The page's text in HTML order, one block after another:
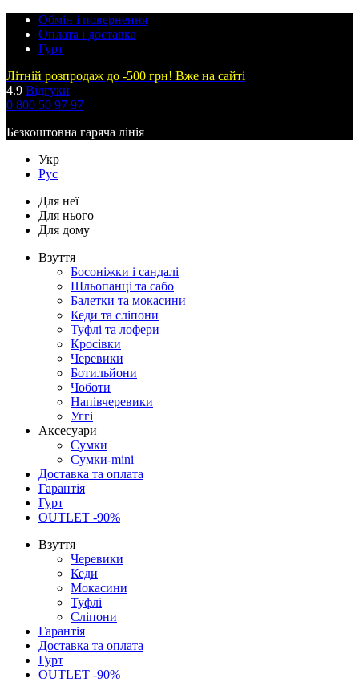
Обмін і повернення
Оплата і доставка
Гурт
Літній розпродаж до -500 грн! Вже на сайті
4.9 Відгуки
0 800 50 97 97
Безкоштовна гаряча лінія
Укр
Рус
Для неї
Для нього
Для дому
Взуття
Босоніжки і сандалі
Шльопанці та сабо
Балетки та мокасини
Кеди та сліпони
Туфлі та лофери
Кросівки
Черевики
Ботильйони
Чоботи
Напівчеревики
Уггі
Аксесуари
Сумки
Сумки-mini
Доставка та оплата
Гарантія
Гурт
OUTLET -90%
Взуття
Черевики
Кеди
Мокасини
Туфлі
Сліпони
Гарантія
Доставка та оплата
Гурт
OUTLET -90%